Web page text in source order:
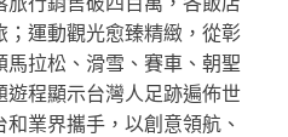
運動觀光愈臻精緻，從彰
拉松、滑雪、賽車、朝聖
程顯示台灣人足跡遍佈世
業界攜手，以創意領航、